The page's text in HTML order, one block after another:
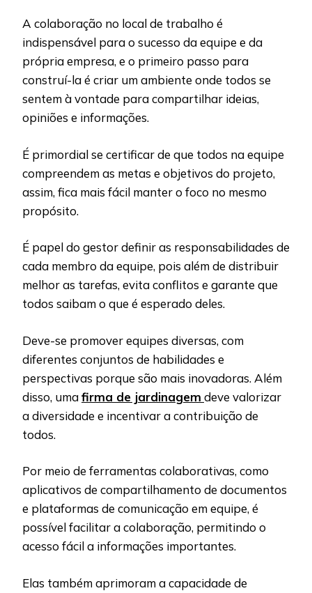
A colaboração no local de trabalho é
indispensável para o sucesso da equipe e da
própria empresa, e o primeiro passo para
construí-la é criar um ambiente onde todos se
sentem à vontade para compartilhar ideias,
opiniões e informações.
É primordial se certificar de que todos na equipe
compreendem as metas e objetivos do projeto,
assim, fica mais fácil manter o foco no mesmo
propósito.
É papel do gestor definir as responsabilidades de
cada membro da equipe, pois além de distribuir
melhor as tarefas, evita conflitos e garante que
todos saibam o que é esperado deles.
Deve-se promover equipes diversas, com
diferentes conjuntos de habilidades e
perspectivas porque são mais inovadoras. Além
disso, umafirma de jardinagem deve valorizar
a diversidade e incentivar a contribuição de
todos.
Por meio de ferramentas colaborativas, como
aplicativos de compartilhamento de documentos
e plataformas de comunicação em equipe, é
possível facilitar a colaboração, permitindo o
acesso fácil a informações importantes.
Elas também aprimoram a capacidade de